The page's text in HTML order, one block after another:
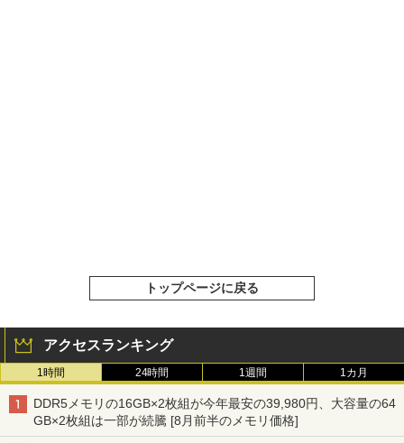
トップページに戻る
アクセスランキング
1時間 24時間 1週間 1カ月
DDR5メモリの16GB×2枚組が今年最安の39,980円、大容量の64
GB×2枚組は一部が続騰 [8月前半のメモリ価格]